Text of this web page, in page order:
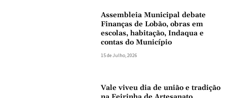
Assembleia Municipal debate
Finanças de Lobão, obras em
escolas, habitação, Indaqua e
contas do Município
15 de Julho, 2026
Vale viveu dia de união e tradição